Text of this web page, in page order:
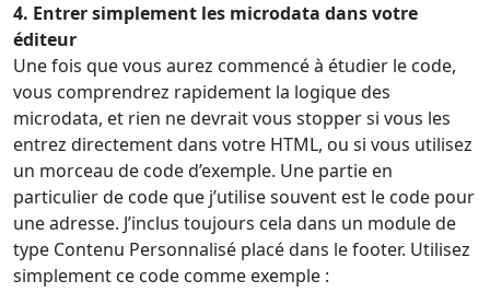
4. Entrer simplement les microdata dans votre
éditeur
Une fois que vous aurez commencé à étudier le code,
vous comprendrez rapidement la logique des
microdata, et rien ne devrait vous stopper si vous les
entrez directement dans votre HTML, ou si vous utilisez
un morceau de code d’exemple. Une partie en
particulier de code que j’utilise souvent est le code pour
une adresse. J’inclus toujours cela dans un module de
type Contenu Personnalisé placé dans le footer. Utilisez
simplement ce code comme exemple :